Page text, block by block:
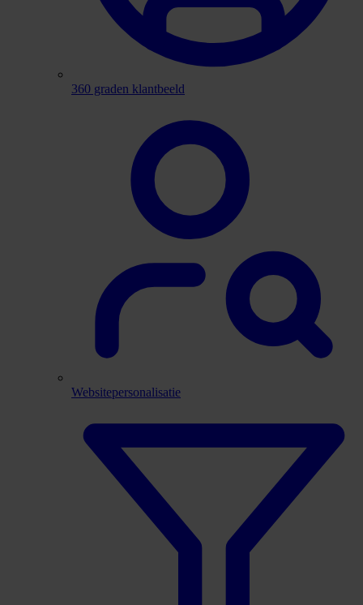
360 graden klantbeeld
Websitepersonalisatie